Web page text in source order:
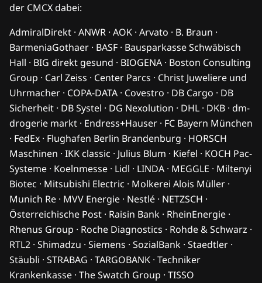
der CMCX dabei:
AdmiralDirekt · ANWR · AOK · Arvato · B. Braun ·
BarmeniaGothaer · BASF · Bausparkasse Schwäbisch
Hall · BIG direkt gesund · BIOGENA · Boston Consulting
Group · Carl Zeiss · Center Parcs · Christ Juweliere und
Uhrmacher · COPA-DATA · Covestro · DB Cargo · DB
Sicherheit · DB Systel · DG Nexolution · DHL · DKB · dm-
drogerie markt · Endress+Hauser · FC Bayern München
· FedEx · Flughafen Berlin Brandenburg · HORSCH
Maschinen · IKK classic · Julius Blum · Kiefel · KOCH Pac-
Systeme · Koelnmesse · Lidl · LINDA · MEGGLE · Miltenyi
Biotec · Mitsubishi Electric · Molkerei Alois Müller ·
Munich Re · MVV Energie · Nestlé · NETZSCH ·
Österreichische Post · Raisin Bank · RheinEnergie ·
Rhenus Group · Roche Diagnostics · Rohde & Schwarz ·
RTL2 · Shimadzu · Siemens · SozialBank · Staedtler ·
Stäubli · STRABAG · TARGOBANK · Techniker
Krankenkasse · The Swatch Group · TISSO